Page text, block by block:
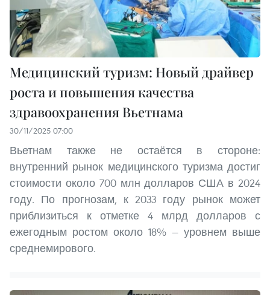
Медицинский туризм: Новый драйвер
роста и повышения качества
здравоохранения Вьетнама
30/11/2025 07:00
Вьетнам также не остаётся в стороне:
внутренний рынок медицинского туризма достиг
стоимости около 700 млн долларов США в 2024
году. По прогнозам, к 2033 году рынок может
приблизиться к отметке 4 млрд долларов с
ежегодным ростом около 18% — уровнем выше
среднемирового.